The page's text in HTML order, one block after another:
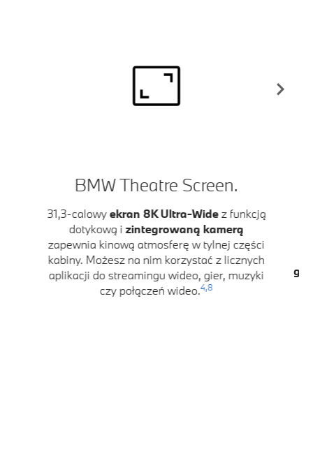
BMW Theatre Screen.
31,3-calowyekran 8K Ultra-Widez funkcją
dotykową izintegrowaną kamerą
zapewnia kinową atmosferę w tylnej części
kabiny. Możesz na nim korzystać z licznych
aplikacji do streamingu wideo, gier, muzyki
czy połączeń wideo.4,8